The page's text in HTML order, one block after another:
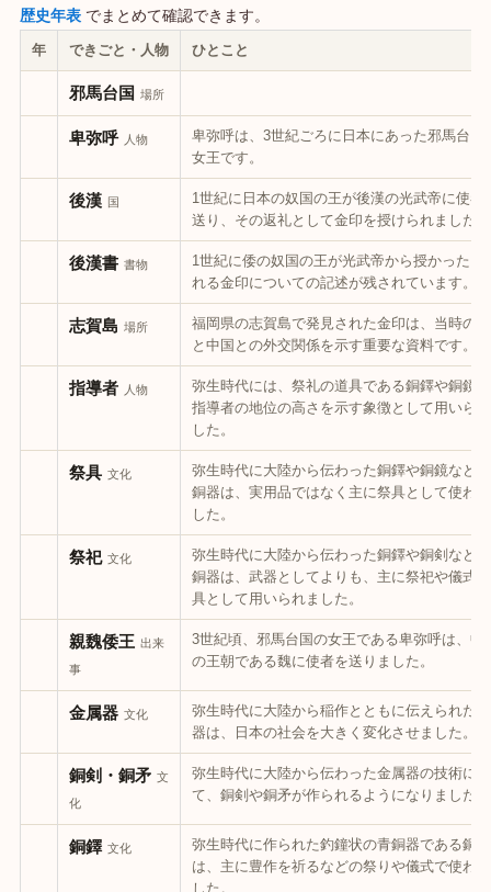
歴史年表でまとめて確認できます。
年 できごと・人物 ひとこと
邪馬台国 場所
卑弥呼 人物
卑弥呼は、3世紀ごろに日本にあった邪馬台国
女王です。
後漢 国
1世紀に日本の奴国の王が後漢の光武帝に使者
送り、その返礼として金印を授けられました。
後漢書 書物
1世紀に倭の奴国の王が光武帝から授かったと
れる金印についての記述が残されています。
志賀島 場所
福岡県の志賀島で発見された金印は、当時の
と中国との外交関係を示す重要な資料です。
指導者 人物
弥生時代には、祭礼の道具である銅鐸や銅鏡
指導者の地位の高さを示す象徴として用いら
した。
祭具 文化
弥生時代に大陸から伝わった銅鐸や銅鏡など
銅器は、実用品ではなく主に祭具として使わ
した。
祭祀 文化
弥生時代に大陸から伝わった銅鐸や銅剣など
銅器は、武器としてよりも、主に祭祀や儀式
具として用いられました。
親魏倭王 出来
事
3世紀頃、邪馬台国の女王である卑弥呼は、中
の王朝である魏に使者を送りました。
金属器 文化
弥生時代に大陸から稲作とともに伝えられた
器は、日本の社会を大きく変化させました。
銅剣・銅矛 文
化
弥生時代に大陸から伝わった金属器の技術に
て、銅剣や銅矛が作られるようになりました。
銅鐸 文化
弥生時代に作られた釣鐘状の青銅器である銅鐸
は、主に豊作を祈るなどの祭りや儀式で使わ
した。